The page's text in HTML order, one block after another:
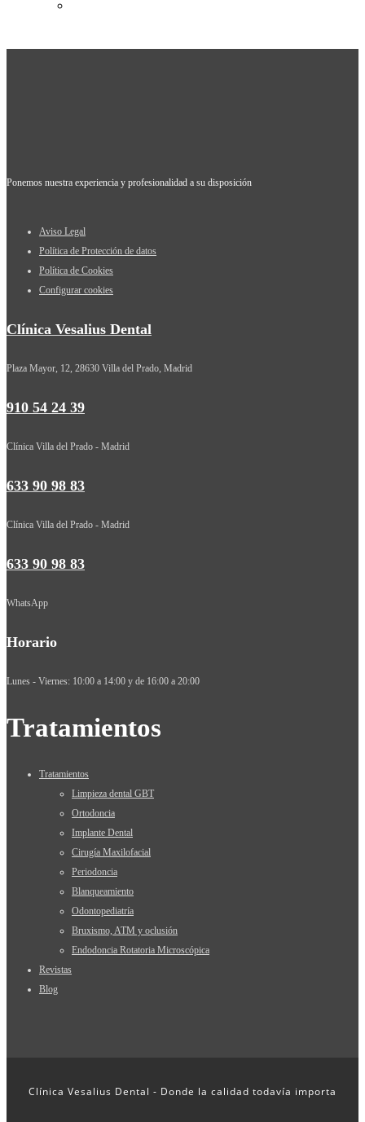
Ponemos nuestra experiencia y profesionalidad a su disposición
Aviso Legal
Política de Protección de datos
Política de Cookies
Configurar cookies
Clínica Vesalius Dental
Plaza Mayor, 12, 28630 Villa del Prado, Madrid
910 54 24 39
Clínica Villa del Prado - Madrid
633 90 98 83
Clínica Villa del Prado - Madrid
633 90 98 83
WhatsApp
Horario
Lunes - Viernes: 10:00 a 14:00 y de 16:00 a 20:00
Tratamientos
Tratamientos
Limpieza dental GBT
Ortodoncia
Implante Dental
Cirugía Maxilofacial
Periodoncia
Blanqueamiento
Odontopediatría
Bruxismo, ATM y oclusión
Endodoncia Rotatoria Microscópica
Revistas
Blog
Clínica Vesalius Dental - Donde la calidad todavía importa